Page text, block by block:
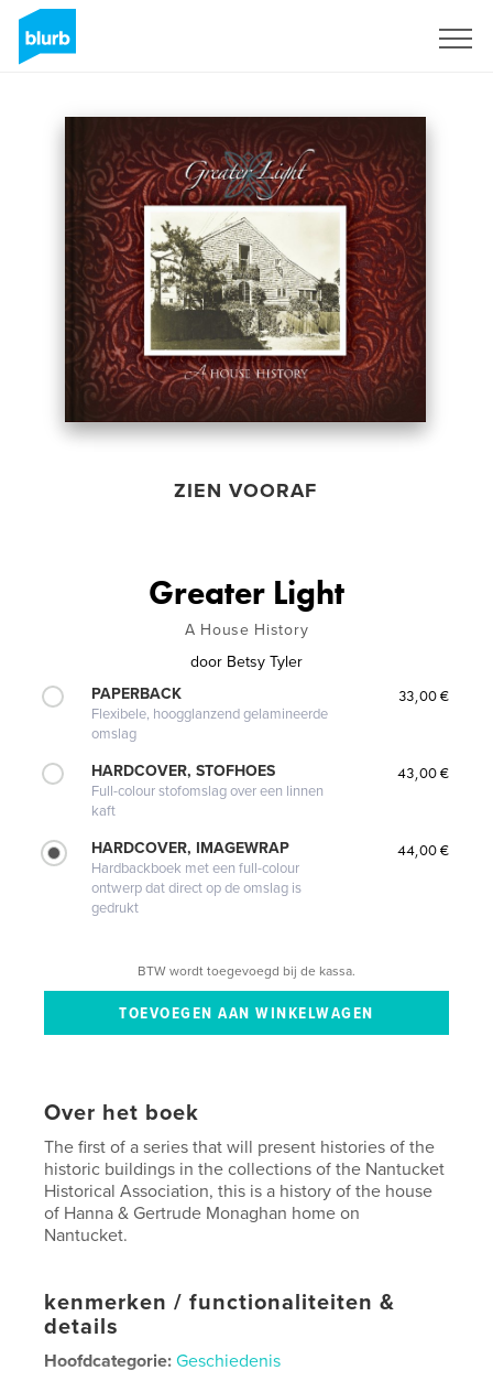
ZIEN VOORAF
Greater Light
A House History
door Betsy Tyler
PAPERBACK
Flexibele, hoogglanzend gelamineerde
omslag
33,00 €
HARDCOVER, STOFHOES
Full-colour stofomslag over een linnen
kaft
43,00 €
HARDCOVER, IMAGEWRAP
Hardbackboek met een full-colour
ontwerp dat direct op de omslag is
gedrukt
44,00 €
BTW wordt toegevoegd bij de kassa.
Over het boek
The first of a series that will present histories of the
historic buildings in the collections of the Nantucket
Historical Association, this is a history of the house
of Hanna & Gertrude Monaghan home on
Nantucket.
kenmerken / functionaliteiten &
details
Hoofdcategorie: Geschiedenis